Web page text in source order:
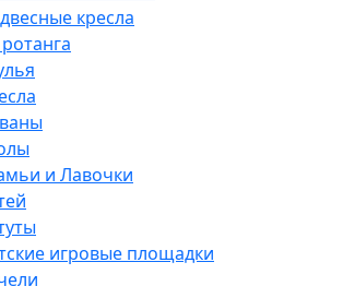
кресла
и Лавочки
игровые площадки